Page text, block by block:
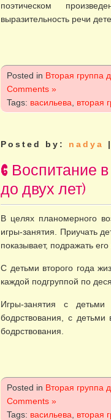
поэтическом
выразительность речи
Posted in Вторая группа
Comments »
Tags: васильева вторая
Posted by: nadya
6 Воспитание в
до двух лет)
В целях планомерного
игры-занятия. Приучать
показывает, подражать
С детьми второго года
каждой подгруппой по
Игры-занятия с
бодрствования, с
бодрствования.
Posted in Вторая группа
Comments »
Tags: васильева вторая